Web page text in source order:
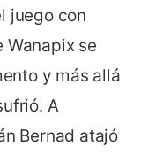
juego con
Wanapix se
y más allá
A
Bernad atajó